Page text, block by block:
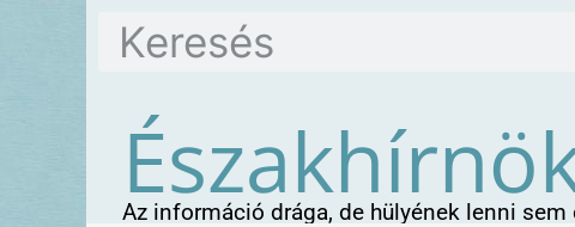
Az információ drága, de hülyének lenni